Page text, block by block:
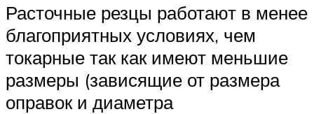
Расточные резцы работают в менее
благоприятных условиях, чем
токарные так как имеют меньшие
размеры (зависящие от размера
оправок и диаметра